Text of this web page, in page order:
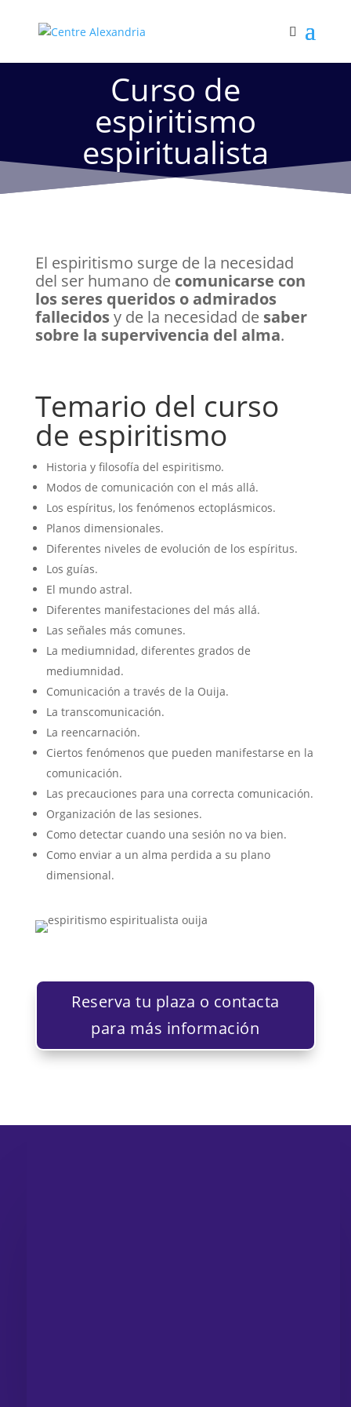
Curso de
espiritismo
espiritualista
El espiritismo surge de la necesidad
del ser humano de comunicarse con
los seres queridos o admirados
fallecidosy de la necesidad de saber
sobre la supervivencia del alma.
Temario del curso
de espiritismo
Historia y filosofía del espiritismo.
Modos de comunicación con el más allá.
Los espíritus, los fenómenos ectoplásmicos.
Planos dimensionales.
Diferentes niveles de evolución de los espíritus.
Los guías.
El mundo astral.
Diferentes manifestaciones del más allá.
Las señales más comunes.
La mediumnidad, diferentes grados de
mediumnidad.
Comunicación a través de la Ouija.
La transcomunicación.
La reencarnación.
Ciertos fenómenos que pueden manifestarse en la
comunicación.
Las precauciones para una correcta comunicación.
Organización de las sesiones.
Como detectar cuando una sesión no va bien.
Como enviar a un alma perdida a su plano
dimensional.
Reserva tu plaza o contacta
para más información